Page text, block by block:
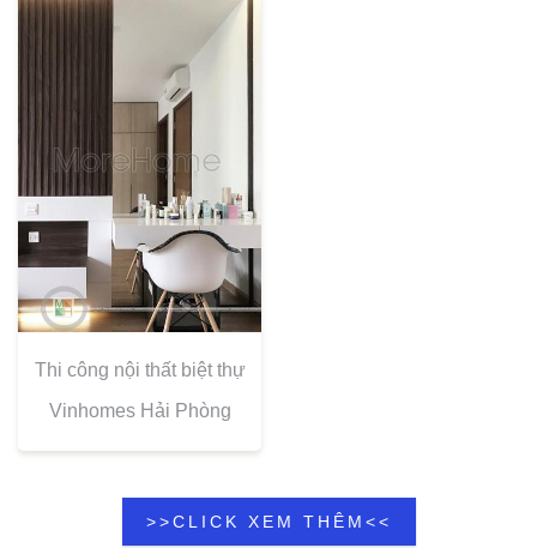
Thi công nội thất biệt thự
Vinhomes Hải Phòng
>>CLICK XEM THÊM<<